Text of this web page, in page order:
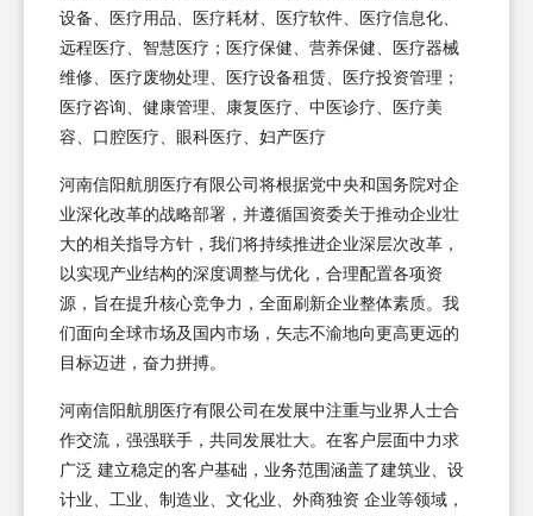
设备、医疗用品、医疗耗材、医疗软件、医疗信息化、
远程医疗、智慧医疗；医疗保健、营养保健、医疗器械
维修、医疗废物处理、医疗设备租赁、医疗投资管理；
医疗咨询、健康管理、康复医疗、中医诊疗、医疗美
容、口腔医疗、眼科医疗、妇产医疗
河南信阳航朋医疗有限公司将根据党中央和国务院对企
业深化改革的战略部署，并遵循国资委关于推动企业壮
大的相关指导方针，我们将持续推进企业深层次改革，
以实现产业结构的深度调整与优化，合理配置各项资
源，旨在提升核心竞争力，全面刷新企业整体素质。我
们面向全球市场及国内市场，矢志不渝地向更高更远的
目标迈进，奋力拼搏。
河南信阳航朋医疗有限公司在发展中注重与业界人士合
作交流，强强联手，共同发展壮大。在客户层面中力求
广泛 建立稳定的客户基础，业务范围涵盖了建筑业、设
计业、工业、制造业、文化业、外商独资 企业等领域，